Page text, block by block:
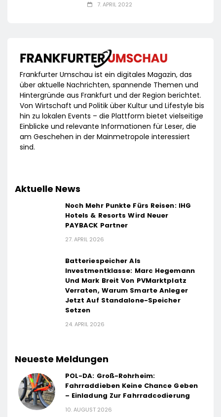
7. APRIL 2022
Frankfurter Umschau ist ein digitales Magazin, das
über aktuelle Nachrichten, spannende Themen und
Hintergründe aus Frankfurt und der Region berichtet.
Von Wirtschaft und Politik über Kultur und Lifestyle bis
hin zu lokalen Events – die Plattform bietet vielseitige
Einblicke und relevante Informationen für Leser, die
am Geschehen in der Mainmetropole interessiert
sind.
Aktuelle News
Noch Mehr Punkte Fürs Reisen: IHG
Hotels & Resorts Wird Neuer
PAYBACK Partner
27. APRIL 2026
Batteriespeicher Als
Investmentklasse: Marc Hegemann
Und Mark Breit Von PVMarktplatz
Verraten, Warum Smarte Anleger
Jetzt Auf Standalone-Speicher
Setzen
24. APRIL 2026
Neueste Meldungen
POL-DA: Groß-Rohrheim:
Fahrraddieben Keine Chance Geben
– Einladung Zur Fahrradcodierung
10. AUGUST 2026